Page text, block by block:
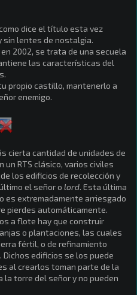
dice el título esta vez
sin lentes de nostalgia.
2002, se trata de una secuela
las características del
propio castillo, mantenerlo a
enemigo.
cierta cantidad de unidades de
un RTS clásico, varios civiles
los edificios de recolección y
el señor o lord. Esta última
es extremadamente arriesgado
pierdes automáticamente.
a flote hay que construir
o plantaciones, las cuales
fértil, o de refinamiento
edificios se los puede
al crearlos toman parte de la
torre del señor y no pueden